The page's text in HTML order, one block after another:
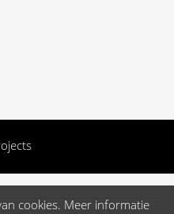
cookies. Meer informatie